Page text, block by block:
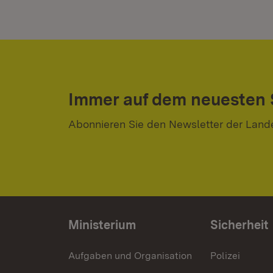
Immer auf dem neuesten
Abonnieren Sie den Newsletter der
Ministerium
Aufgaben und Organisation
Sicherheit
Polizei